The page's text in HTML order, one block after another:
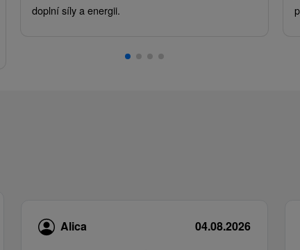
doplní síly a energii.
Alica
04.08.2026